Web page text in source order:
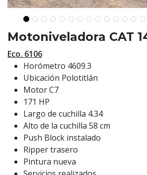
Motoniveladora CAT
Eco. 6106
Horómetro 4609.3
Ubicación Polotitlán
Motor C7
171 HP
Largo de cuchilla 4.34
Alto de la cuchilla 58 cm
Push Block instalado
Ripper trasero
Pintura nueva